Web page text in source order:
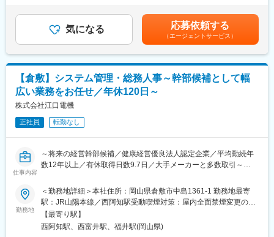
変更の範囲：会社の定める業務
・保管エリアの整理整頓および安全管理（5S活動の推進）
・作業手順の標準化および作業効率・安全性向上のための改善提
・商品調達～管理
・社内システムへのデータ入力
・Excelを使用した入力・管理業務
・社内外とのメール対応
※PCの基本操作（入力・メール）ができればOK
■当社の特徴：
FA化の発展によるトータルシステムの提案や制御機器の販売を行
っている同社。工場の制御システムを支えるプロ集団として、制
御盤・装置の自社設計も手掛けています。
ンを支えてきており、縁の下の力持ちの役割を担ってきたと言え
ます。
合言葉は「顧客第一主義」で、全てのお客様の理想を実現するこ
とを理想としています。
月・12月）※4.1か月分支給(2026年実績、変動制）【モデル年収
／基本給】40代管理職：428,740円（他手当は別途支給）賃金は
あくまでも目安の金額であり、選考を通じて上下する可能性があ
ります。月給(月額)は固定手当を含めた表記です。
気になる 応募依頼する
（エージェントサービス）
【倉敷】システム管理・総務人事～幹部候補として幅
広い業務をお任せ／年休120日～
株式会社江口電機
正社員 転勤なし
仕事内容
～将来の経営幹部候補／健康経営優良法人認定企業／平均勤続年
数12年以上／有休取得日数9.7日／大手メーカーと多数取引～
■職務内容：
総務部にてシステム管理、総務人事の業務などを行っていただき
ます。未経験の業務内容があっても問題ございません。複数人で
業務分担し、一人に過度な負荷がないように調整しています。
勤務地
＜勤務地詳細＞本社住所：岡山県倉敷市中島1361-1 勤務地最寄
駅：JR山陽本線／西阿知駅受動喫煙対策：屋内全面禁煙変更の範
囲：無
【最寄り駅】
西阿知駅、西富井駅、福井駅(岡山県)